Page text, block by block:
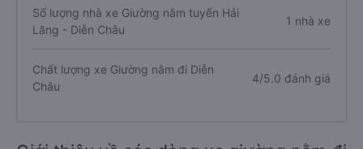
Số lượng nhà xe Giường nằm tuyến Hải
Lăng - Diễn Châu
1 nhà xe
Chất lượng xe Giường nằm đi Diễn
Châu
4/5.0 đánh giá